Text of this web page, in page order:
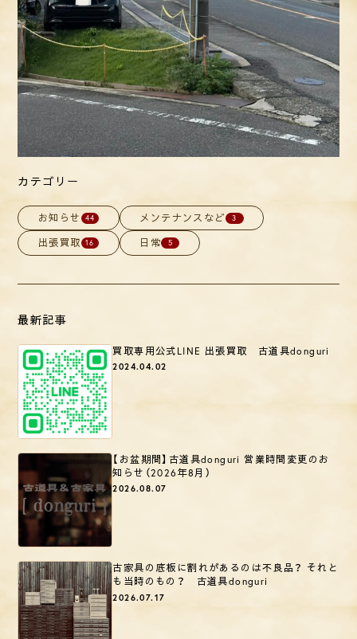
カテゴリー
お知らせ 44 メンテナンスなど 3
出張買取 16 日常 5
最新記事
買取専用公式LINE 出張買取 古道具donguri
2024.04.02
【お盆期間】古道具donguri 営業時間変更のお
知らせ（2026年8月）
2026.08.07
古家具の底板に割れがあるのは不良品？ それと
も当時のもの？ 古道具donguri
2026.07.17